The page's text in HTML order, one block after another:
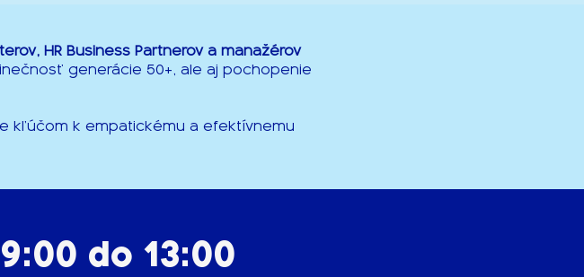
HR Business Partnerov a manažérov
generácie 50+, ale aj pochopenie
kľúčom k empatickému a efektívnemu
do 13:00